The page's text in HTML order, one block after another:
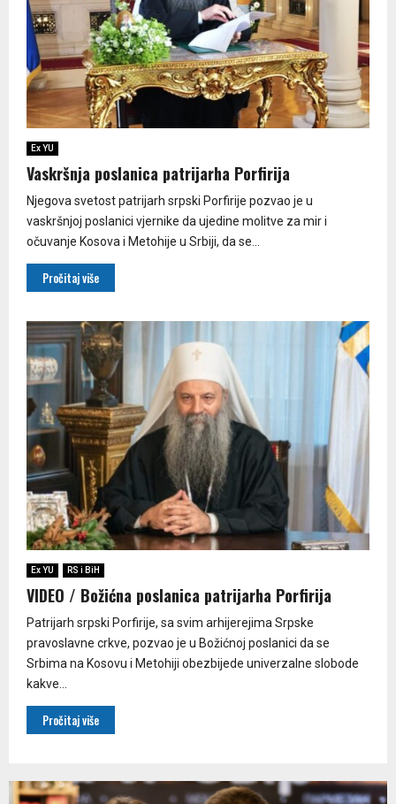
Ex YU
Vaskršnja poslanica patrijarha Porfirija
Njegova svetost patrijarh srpski Porfirije pozvao je u
vaskršnjoj poslanici vjernike da ujedine molitve za mir i
očuvanje Kosova i Metohije u Srbiji, da se...
Pročitaj više
Ex YU RS i BiH
VIDEO / Božićna poslanica patrijarha Porfirija
Patrijarh srpski Porfirije, sa svim arhijerejima Srpske
pravoslavne crkve, pozvao je u Božićnoj poslanici da se
Srbima na Kosovu i Metohiji obezbijede univerzalne slobode
kakve...
Pročitaj više